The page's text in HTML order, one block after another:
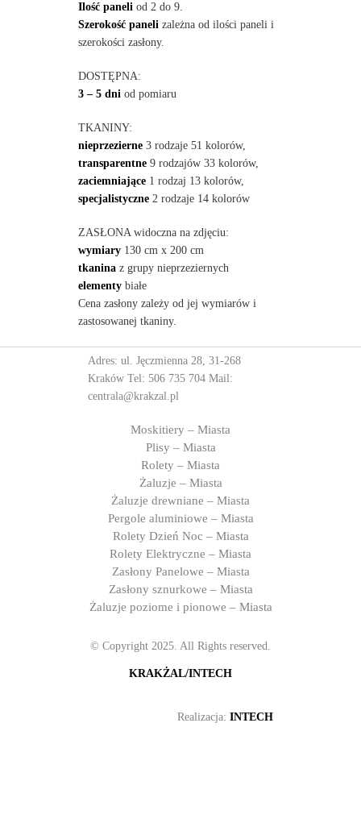
Ilość paneliod 2 do 9.
Szerokość panelizależna od ilości paneli i
szerokości zasłony.
DOSTĘPNA:
3 – 5 dniod pomiaru
TKANINY:
nieprzezierne3 rodzaje 51 kolorów,
transparentne9 rodzajów 33 kolorów,
zaciemniające1 rodzaj 13 kolorów,
specjalistyczne2 rodzaje 14 kolorów
ZASŁONA widoczna na zdjęciu:
wymiary130 cm x 200 cm
tkaninaz grupy nieprzeziernych
elementybiałe
Cena zasłony zależy od jej wymiarów i
zastosowanej tkaniny.
Adres: ul. Jęczmienna 28, 31-268
Kraków Tel: 506 735 704 Mail:
centrala@krakzal.pl
Moskitiery – Miasta
Plisy – Miasta
Rolety – Miasta
Żaluzje – Miasta
Żaluzje drewniane – Miasta
Pergole aluminiowe – Miasta
Rolety Dzień Noc – Miasta
Rolety Elektryczne – Miasta
Zasłony Panelowe – Miasta
Zasłony sznurkowe – Miasta
Żaluzje poziome i pionowe – Miasta
© Copyright 2025. All Rights reserved.
KRAKŻAL/INTECH
Realizacja: INTECH